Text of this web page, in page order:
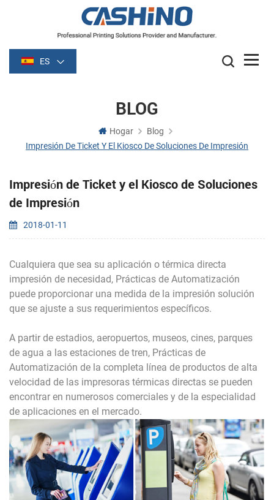
ES
BLOG
Hogar
Blog
Impresión De Ticket Y El Kiosco De Soluciones De Impresión
Impresión de Ticket y el Kiosco de Soluciones
de Impresión
2018-01-11
Cualquiera que sea su aplicación o térmica directa
impresión de necesidad, Prácticas de Automatización
puede proporcionar una medida de la impresión solución
que se ajuste a sus requerimientos específicos.
A partir de estadios, aeropuertos, museos, cines, parques
de agua a las estaciones de tren, Prácticas de
Automatización de la completa línea de productos de alta
velocidad de las impresoras térmicas directas se pueden
encontrar en numerosos comerciales y de la especialidad
de aplicaciones en el mercado.